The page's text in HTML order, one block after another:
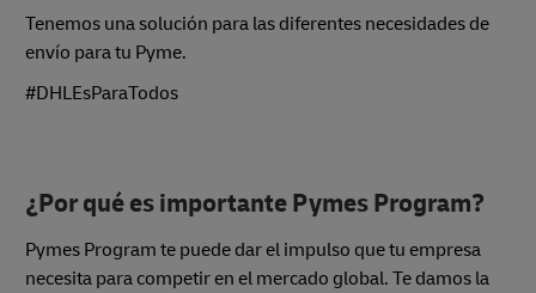
Tenemos una solución para las diferentes necesidades de
envío para tu Pyme.
#DHLEsParaTodos
¿Por qué es importante Pymes Program?
Pymes Program te puede dar el impulso que tu empresa
necesita para competir en el mercado global. Te damos la